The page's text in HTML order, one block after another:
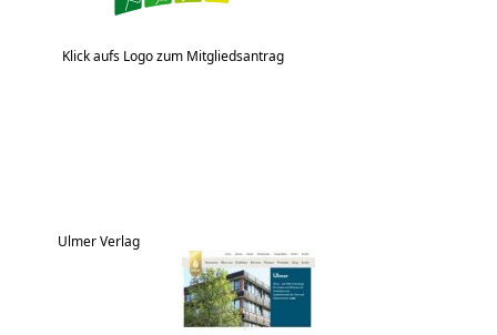
Klick aufs Logo zum Mitgliedsantrag
Ulmer Verlag